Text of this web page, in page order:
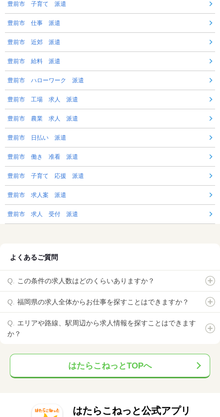
豊前市 子育て 派遣
豊前市 仕事 派遣
豊前市 近郊 派遣
豊前市 給料 派遣
豊前市 ハローワーク 派遣
豊前市 工場 求人 派遣
豊前市 農業 求人 派遣
豊前市 日払い 派遣
豊前市 働き 准看 派遣
豊前市 子育て 応援 派遣
豊前市 求人案 派遣
豊前市 求人 受付 派遣
よくあるご質問
この条件の求人数はどのくらいありますか？
福岡県の求人全体からお仕事を探すことはできますか？
エリアや路線、駅周辺から求人情報を探すことはできます
か？
はたらこねっとTOPへ
はたらこねっと公式アプリ